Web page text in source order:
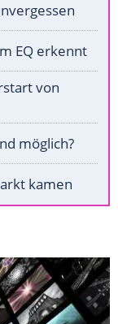
EQ erkennt
von
möglich?
kamen